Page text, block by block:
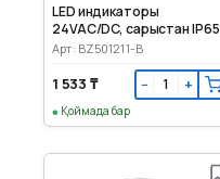
LED индикаторы
24VAC/DC, сарыстан IP65
Арт: BZ501211-B
1 533 ₸ − +
Қоймада бар